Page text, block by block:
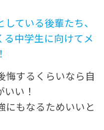
ている後輩たち、
る中学生に向けてメ
悔するくらいなら自
い！
にもなるためいいと